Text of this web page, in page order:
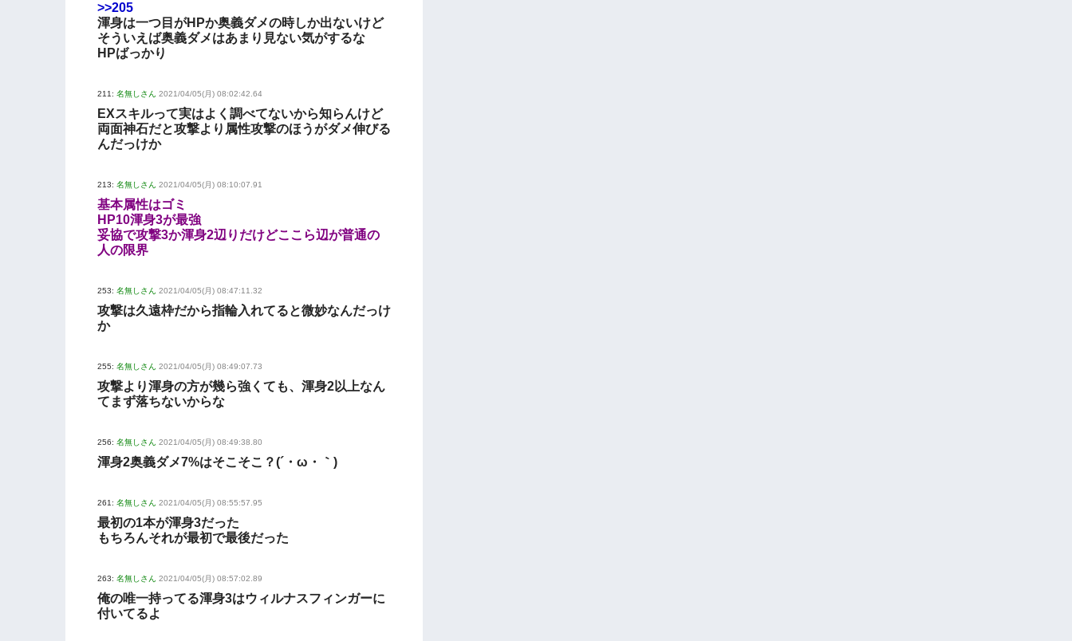
>>205
渾身は一つ目がHPか奥義ダメの時しか出ないけど
そういえば奥義ダメはあまり見ない気がするな
HPばっかり
211: 名無しさん 2021/04/05(月) 08:02:42.64
EXスキルって実はよく調べてないから知らんけど
両面神石だと攻撃より属性攻撃のほうがダメ伸びる
んだっけか
213: 名無しさん 2021/04/05(月) 08:10:07.91
基本属性はゴミ
HP10渾身3が最強
妥協で攻撃3か渾身2辺りだけどここら辺が普通の
人の限界
253: 名無しさん 2021/04/05(月) 08:47:11.32
攻撃は久遠枠だから指輪入れてると微妙なんだっけ
か
255: 名無しさん 2021/04/05(月) 08:49:07.73
攻撃より渾身の方が幾ら強くても、渾身2以上なん
てまず落ちないからな
256: 名無しさん 2021/04/05(月) 08:49:38.80
渾身2奥義ダメ7%はそこそこ？(´・ω・｀)
261: 名無しさん 2021/04/05(月) 08:55:57.95
最初の1本が渾身3だった
もちろんそれが最初で最後だった
263: 名無しさん 2021/04/05(月) 08:57:02.89
俺の唯一持ってる渾身3はウィルナスフィンガーに
付いてるよ